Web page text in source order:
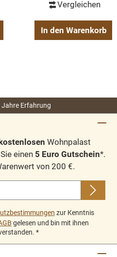
Vergleichen
In den Warenkorb
Jahre Erfahrung
kostenlosen Wohnpalast
einen 5 Euro Gutschein*.
von 200 €.
zur Kenntnis
gelesen und bin mit ihnen
*